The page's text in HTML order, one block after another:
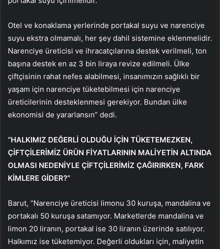
Otel ve konaklama yerlerinde portakal suyu ve narenciye
suyu ekstra olmamalı, her şey dahil sistemine eklenmelidir.
Narenciye üreticisi ve ihracatçılarına destek verilmeli, ton
başına destek en az 3 bin liraya revize edilmeli. Ülke
çiftçisinin rahat nefes alabilmesi, insanımızın sağlıklı bir
yaşam için narenciye tüketebilmesi için narenciye
üreticilerinin desteklenmesi gerekiyor. Bundan ülke
ekonomisi de yararlansın” dedi.
“HALKIMIZ DEĞERLİ OLDUĞU İÇİN TÜKETEMEZKEN,
ÇİFTÇİLERİMİZ ÜRÜN FİYATLARININ MALİYETİN ALTINDA
OLMASI NEDENİYLE ÇİFTÇİLERİMİZ ÇAĞIRIRKEN, FARK
KİMLERE GİDER?”
Barut, “Narenciye üreticisi limonu 30 kuruşa, mandalina ve
portakalı 50 kuruşa satamıyor. Marketlerde mandalina ve
limon 20 liranın, portakal ise 30 liranın üzerinde satılıyor.
Halkımız ise tüketemiyor. Değerli oldukları için, maliyetin